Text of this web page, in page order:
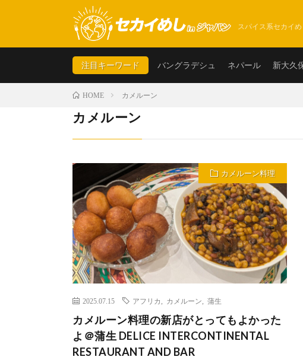
スパイス系セカイ
注目キーワード バングラデシュ ネパール 新大久
HOME カメルーン
カメルーン
カメルーン料理
2025.07.15 アフリカ カメルーン 蒲生
カメルーン料理の新店がとってもよかった
よ＠蒲生 DELICE INTERCONTINENTAL
RESTAURANT AND BAR